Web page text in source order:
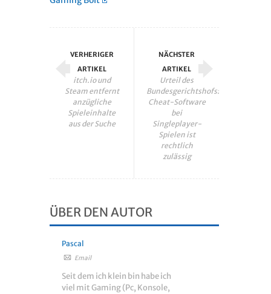
VERHERIGER
ARTIKEL
itch.io und
Steam entfernt
anzügliche
Spieleinhalte
aus der Suche
NÄCHSTER
ARTIKEL
Urteil des
Bundesgerichtshofs:
Cheat-Software
bei
Singleplayer-
Spielen ist
rechtlich
zulässig
ÜBER DEN AUTOR
Pascal
Email
Seit dem ich klein bin habe ich
viel mit Gaming (Pc, Konsole,